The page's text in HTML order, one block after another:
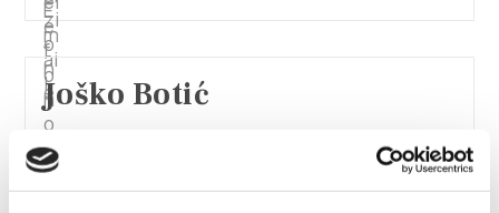
Joško Botić
Don Ivana Vuletina 39, 21217 Kaštel Novi